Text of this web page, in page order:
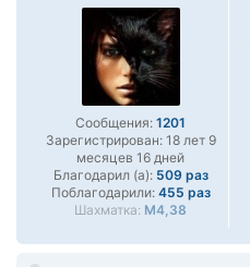
Сообщения: 1201
Зарегистрирован: 18 лет 9
месяцев 16 дней
Благодарил (а): 509 раз
Поблагодарили: 455 раз
Шахматка: М4,38